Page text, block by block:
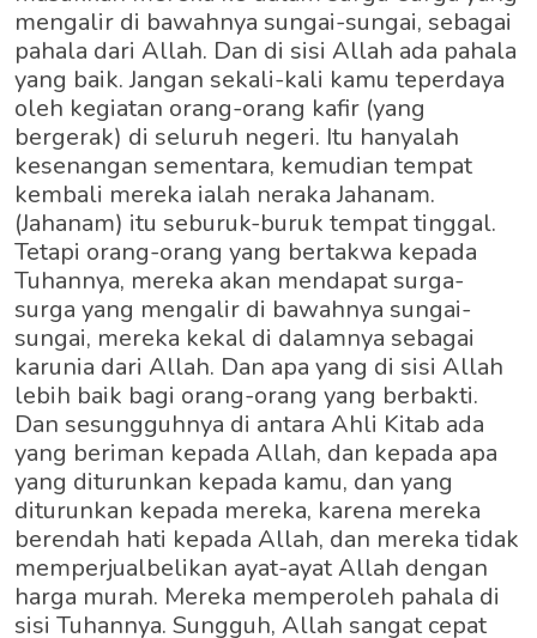
mengalir di bawahnya sungai-sungai, sebagai
pahala dari Allah. Dan di sisi Allah ada pahala
yang baik. Jangan sekali-kali kamu teperdaya
oleh kegiatan orang-orang kafir (yang
bergerak) di seluruh negeri. Itu hanyalah
kesenangan sementara, kemudian tempat
kembali mereka ialah neraka Jahanam.
(Jahanam) itu seburuk-buruk tempat tinggal.
Tetapi orang-orang yang bertakwa kepada
Tuhannya, mereka akan mendapat surga-
surga yang mengalir di bawahnya sungai-
sungai, mereka kekal di dalamnya sebagai
karunia dari Allah. Dan apa yang di sisi Allah
lebih baik bagi orang-orang yang berbakti.
Dan sesungguhnya di antara Ahli Kitab ada
yang beriman kepada Allah, dan kepada apa
yang diturunkan kepada kamu, dan yang
diturunkan kepada mereka, karena mereka
berendah hati kepada Allah, dan mereka tidak
memperjualbelikan ayat-ayat Allah dengan
harga murah. Mereka memperoleh pahala di
sisi Tuhannya. Sungguh, Allah sangat cepat